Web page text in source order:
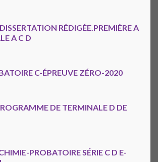
RÉDIGÉE.PREMIÈRE A
A C D
C-ÉPREUVE ZÉRO-2020
DE TERMINALE D DE
PROBATOIRE SÉRIE C D E-